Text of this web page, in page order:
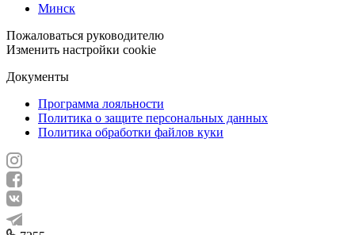
Минск
Пожаловаться руководителю
Изменить настройки cookie
Документы
Программа лояльности
Политика о защите персональных данных
Политика обработки файлов куки